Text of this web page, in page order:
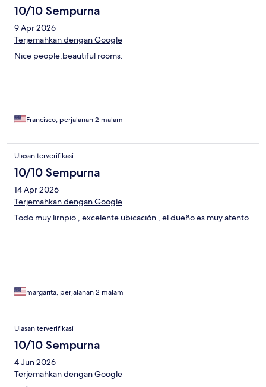
10/10 Sempurna
9 Apr 2026
Terjemahkan dengan Google
Nice people,beautiful rooms.
Francisco, perjalanan 2 malam
Ulasan terverifikasi
10/10 Sempurna
14 Apr 2026
Terjemahkan dengan Google
Todo muy lirnpio , excelente ubicación , el dueño es muy atento
.
margarita, perjalanan 2 malam
Ulasan terverifikasi
10/10 Sempurna
4 Jun 2026
Terjemahkan dengan Google